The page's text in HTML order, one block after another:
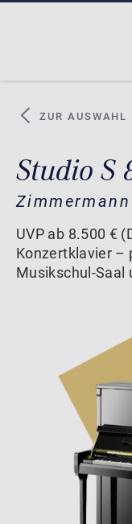
ZUR AUSWAHL
Studio S
Zimmermann
UVP ab 8.500 €
Konzertklavier –
Musikschul-Saal